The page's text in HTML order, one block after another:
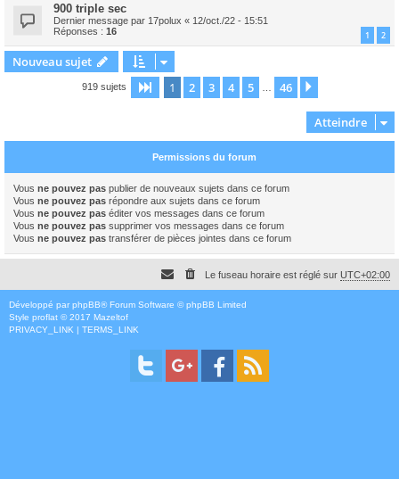
900 triple sec
Dernier message par 17polux « 12/oct./22 - 15:51
Réponses : 16 1 2
Nouveau sujet
919 sujets Page 1sur46
1 2 3 4 5 46
Atteindre
Permissions du forum
Vous ne pouvez pas publier de nouveaux sujets dans ce forum
Vous ne pouvez pas répondre aux sujets dans ce forum
Vous ne pouvez pas éditer vos messages dans ce forum
Vous ne pouvez pas supprimer vos messages dans ce forum
Vous ne pouvez pas transférer de pièces jointes dans ce forum
Le fuseau horaire est réglé sur UTC+02:00
Développé par phpBB® Forum Software © phpBB Limited
Style proflat © 2017 Mazeltof
PRIVACY_LINK | TERMS_LINK